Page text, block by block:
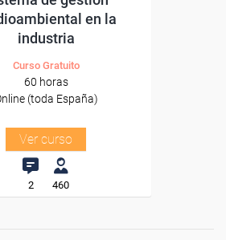
en la
industria
Curso Gratuito
60 horas
(toda España)
Ver curso
2 460